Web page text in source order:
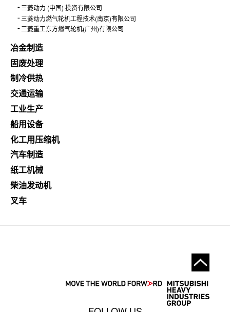
三菱动力 (中国) 投资有限公司
三菱动力燃气轮机工程技术(南京)有限公司
三菱重工东方燃气轮机(广州)有限公司
冶金制造
固废处理
制冷供热
交通运输
工业生产
船用设备
化工用压缩机
汽车制造
纸工机械
柴油发动机
叉车